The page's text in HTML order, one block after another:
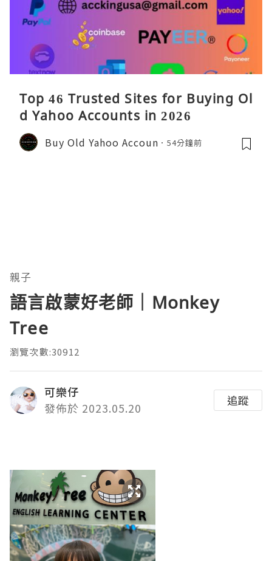
Top 46 Trusted Sites for Buying Ol
d Yahoo Accounts in 2026
Buy Old Yahoo Accoun 54分鐘前
親子
語言啟蒙好老師｜Monkey
Tree
瀏覽次數:30912
可樂仔
發佈於 2023.05.20
追蹤